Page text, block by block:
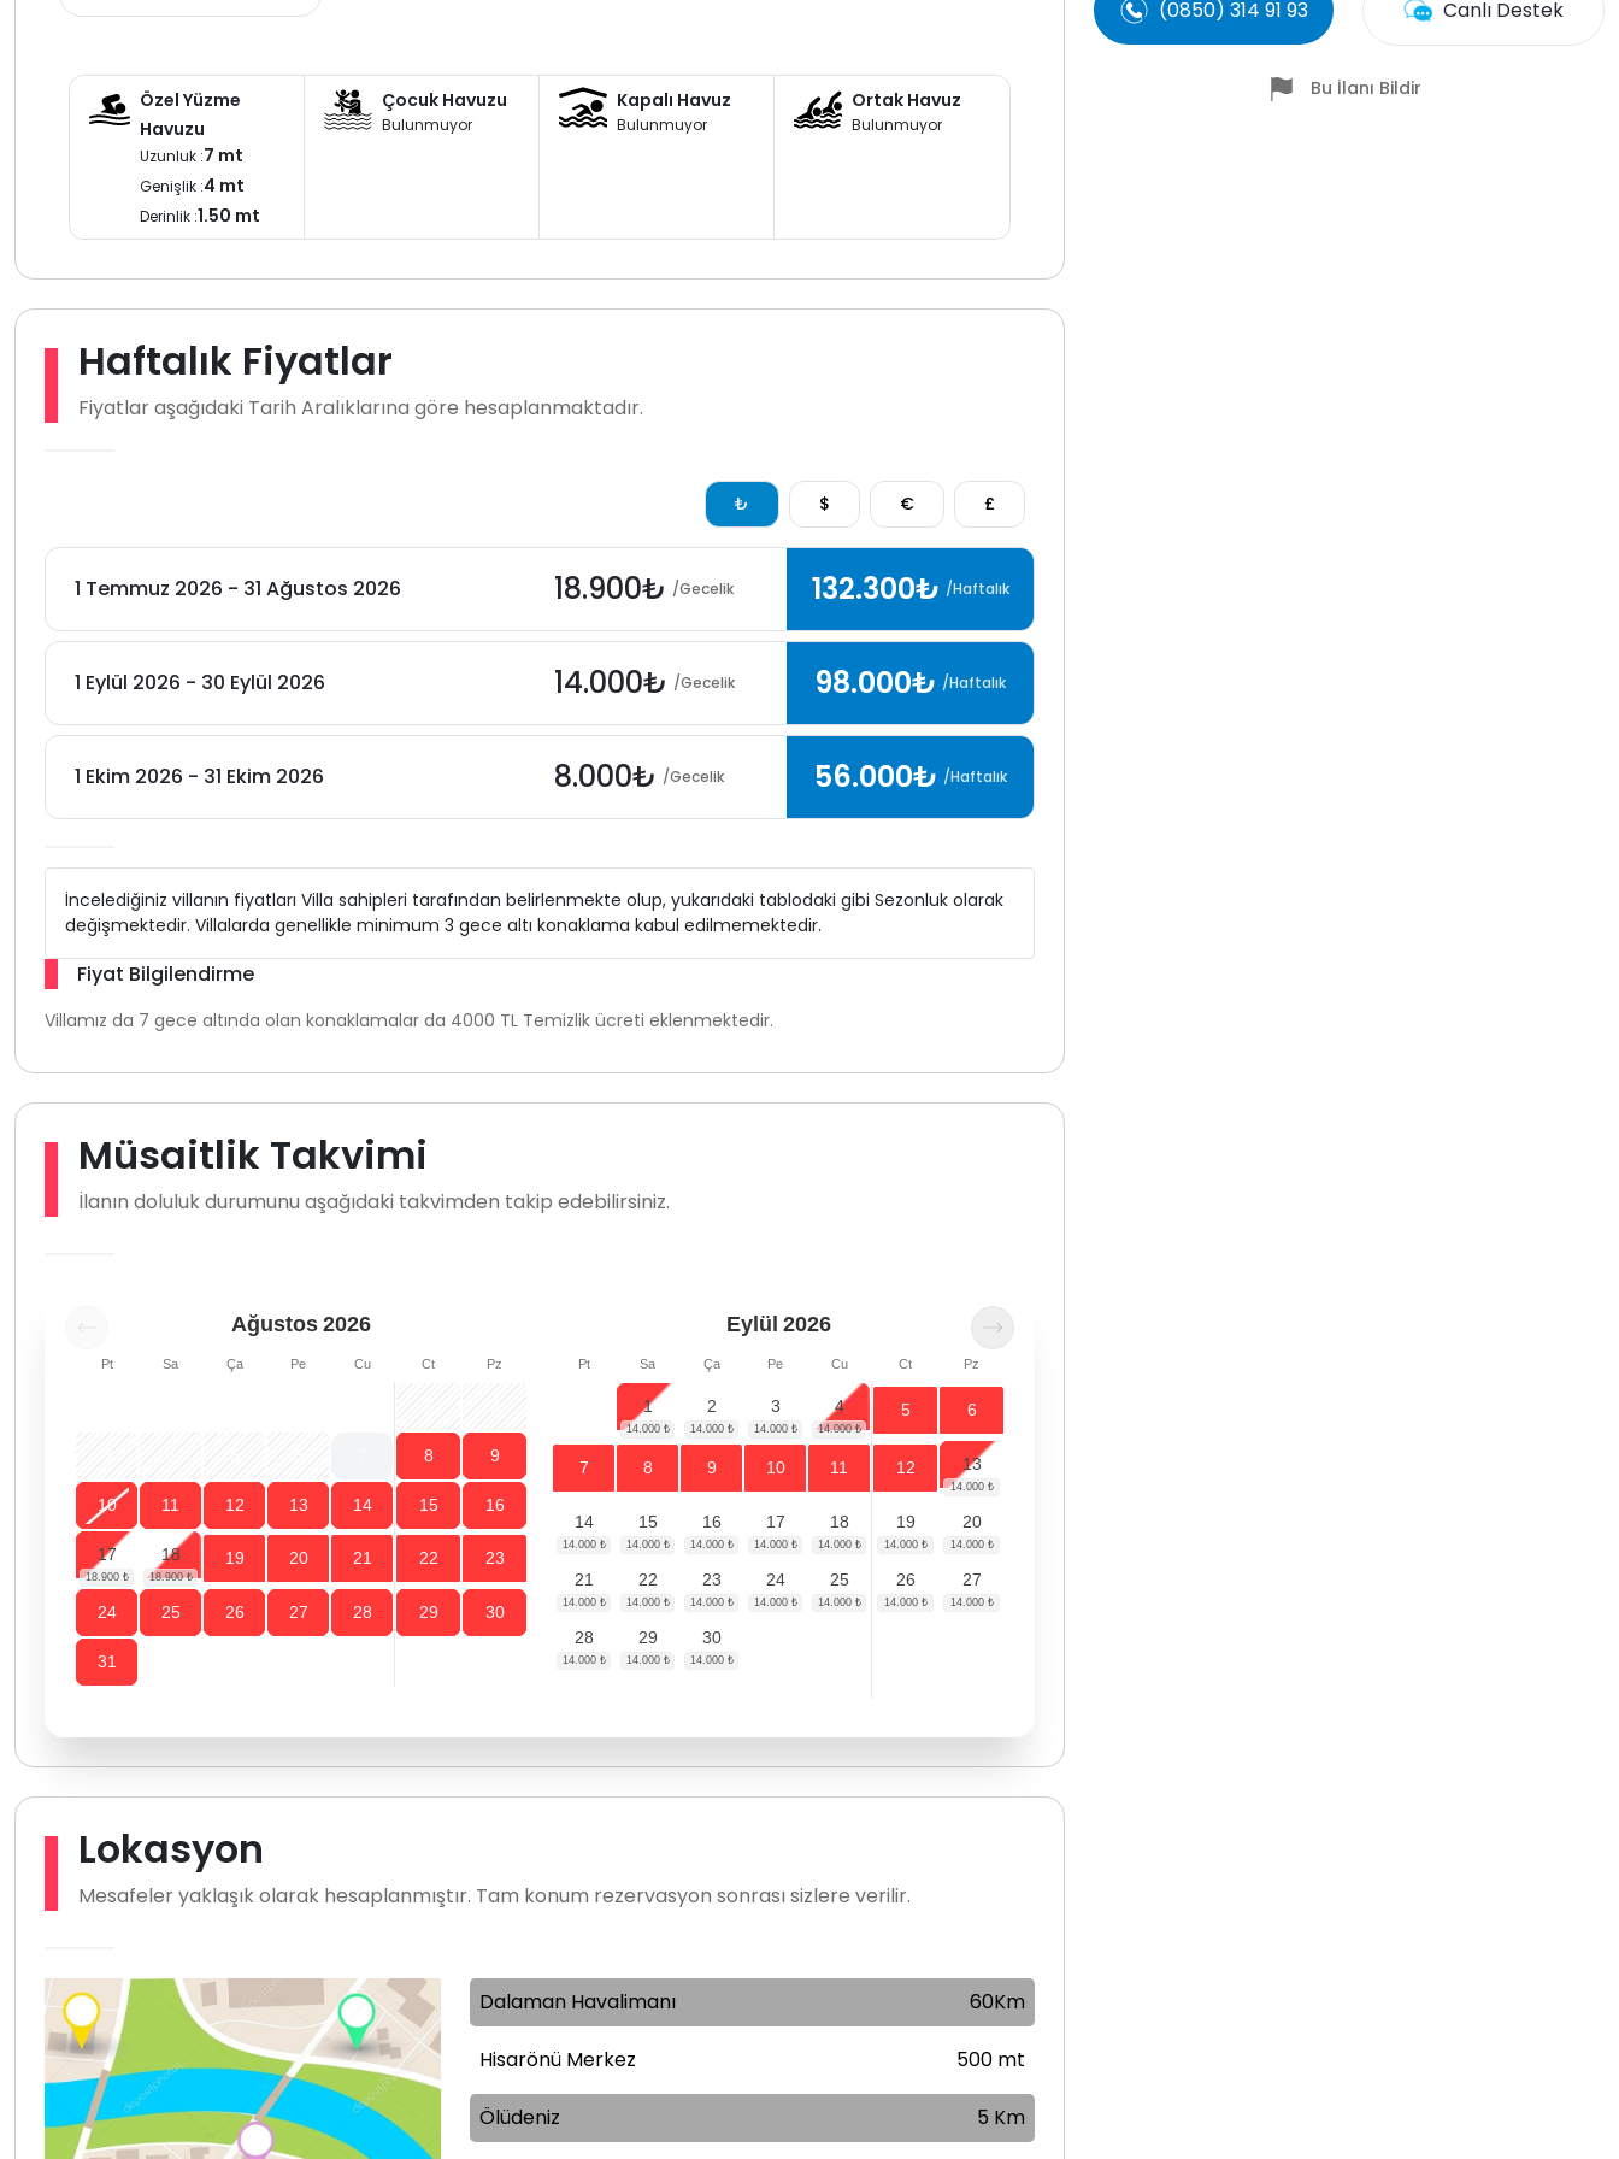
zamanda hem doğaya hem de sosyal alanlara yakın villa kiralama yapmak isteyen aileler ve arkadaş grupları
için keyifli bir tatil alternatifi sunar.
Özel Yüzme
Havuzu
Uzunluk :7 mt
Genişlik :4 mt
Derinlik :1.50 mt
Çocuk Havuzu
Bulunmuyor
Kapalı Havuz
Bulunmuyor
Ortak Havuz
Bulunmuyor
Haftalık Fiyatlar
Fiyatlar aşağıdaki Tarih Aralıklarına göre hesaplanmaktadır.
₺ $ € £
1 Temmuz 2026 - 31 Ağustos 2026 18.900₺ /Gecelik 132.300₺ /Haftalık
1 Eylül 2026 - 30 Eylül 2026 14.000₺ /Gecelik 98.000₺ /Haftalık
1 Ekim 2026 - 31 Ekim 2026 8.000₺ /Gecelik 56.000₺ /Haftalık
İncelediğiniz villanın fiyatları Villa sahipleri tarafından belirlenmekte olup, yukarıdaki tablodaki gibi Sezonluk olarak
değişmektedir. Villalarda genellikle minimum 3 gece altı konaklama kabul edilmemektedir.
Fiyat Bilgilendirme
Villamız da 7 gece altında olan konaklamalar da 4000 TL Temizlik ücreti eklenmektedir.
Müsaitlik Takvimi
İlanın doluluk durumunu aşağıdaki takvimden takip edebilirsiniz.
Ağustos 2026
Pt Sa Ça Pe Cu Ct Pz
8 9
10 11 12 13 14 15 16
17 18 19 20 21 22 23
24 25 26 27 28 29 30
31
Eylül 2026
Pt Sa Ça Pe Cu Ct Pz
1 2 3 4 5 6
7 8 9 10 11 12 13
14 15 16 17 18 19 20
21 22 23 24 25 26 27
28 29 30
Lokasyon
Mesafeler yaklaşık olarak hesaplanmıştır. Tam konum rezervasyon sonrası sizlere verilir.
Dalaman Havalimanı 60Km
Hisarönü Merkez 500 mt
Ölüdeniz 5 Km
(0850) 314 91 93 Canlı Destek
Bu İlanı Bildir